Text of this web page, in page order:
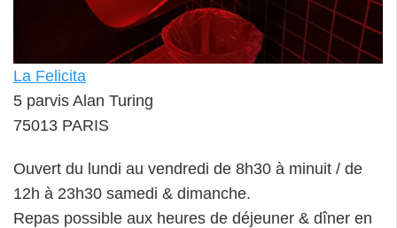
La Felicita
5 parvis Alan Turing
75013 PARIS
Ouvert du lundi au vendredi de 8h30 à minuit / de
12h à 23h30 samedi & dimanche.
Repas possible aux heures de déjeuner & dîner en